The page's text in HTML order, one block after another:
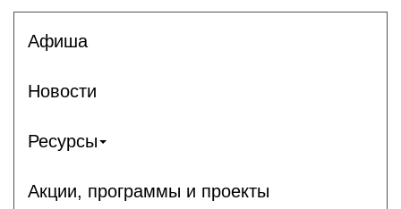
Афиша
Новости
Ресурсы
Акции, программы и проекты